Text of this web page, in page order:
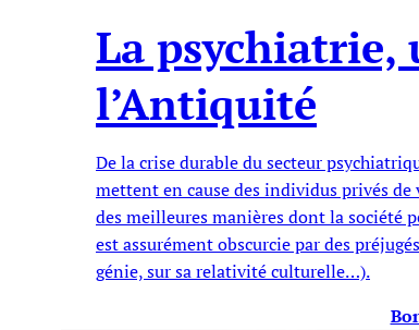
La psychiatrie,
l’Antiquité
De la crise durable du secteur
mettent en cause des individus privés
des meilleures manières dont la société
est assurément obscurcie par des
génie, sur sa relativité culturelle…).